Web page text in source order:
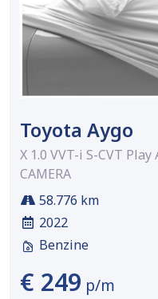
Toyota Aygo
X 1.0 VVT-i S-CVT
CAMERA
58.776 km
2022
Benzine
€ 249 p/m